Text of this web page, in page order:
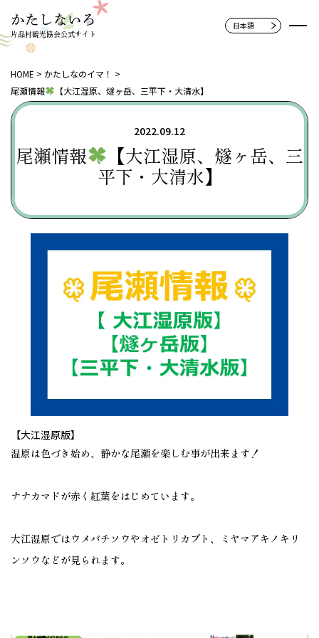
片品村観光協会公式サイト
HOME
かたしなのイマ！
尾瀬情報
【大江湿原、燧ヶ岳、三平下・大清水】
2022.09.12
尾瀬情報
【大江湿原、燧ヶ岳、三
平下・大清水】
【大江湿原版】
湿原は色づき始め、静かな尾瀬を楽しむ事が出来ます！
ナナカマドが赤く紅葉をはじめています。
大江湿原ではウメバチソウやオゼトリカブト、ミヤマアキノキリ
ンソウなどが見られます。